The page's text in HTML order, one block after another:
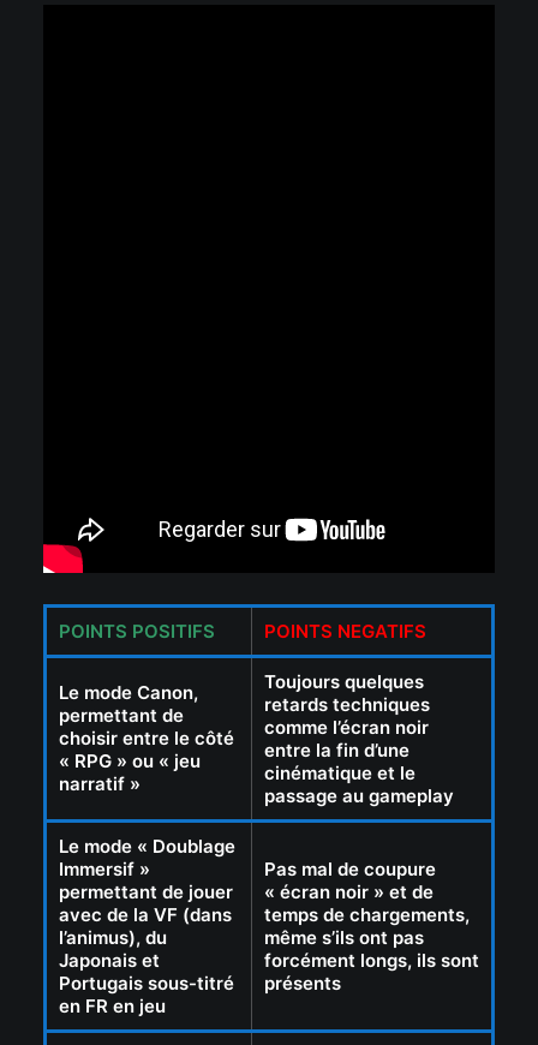
POINTS POSITIFS POINTS NEGATIFS
Le mode Canon,
permettant de
choisir entre le côté
« RPG » ou « jeu
narratif »
Toujours quelques
retards techniques
comme l’écran noir
entre la fin d’une
cinématique et le
passage au gameplay
Le mode « Doublage
Immersif »
permettant de jouer
avec de la VF (dans
l’animus), du
Japonais et
Portugais sous-titré
en FR en jeu
Pas mal de coupure
« écran noir » et de
temps de chargements,
même s’ils ont pas
forcément longs, ils sont
présents